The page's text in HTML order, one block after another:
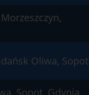
Oliwa, Sopot
Sopot, Gdynia